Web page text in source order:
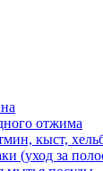
отжима
кыст,
(уход за